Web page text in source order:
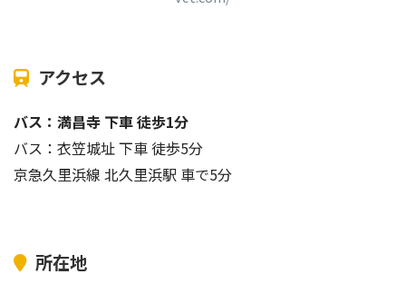
アクセス
バス：満昌寺 下車 徒歩1分
バス：衣笠城址 下車 徒歩5分
京急久里浜線 北久里浜駅 車で5分
所在地